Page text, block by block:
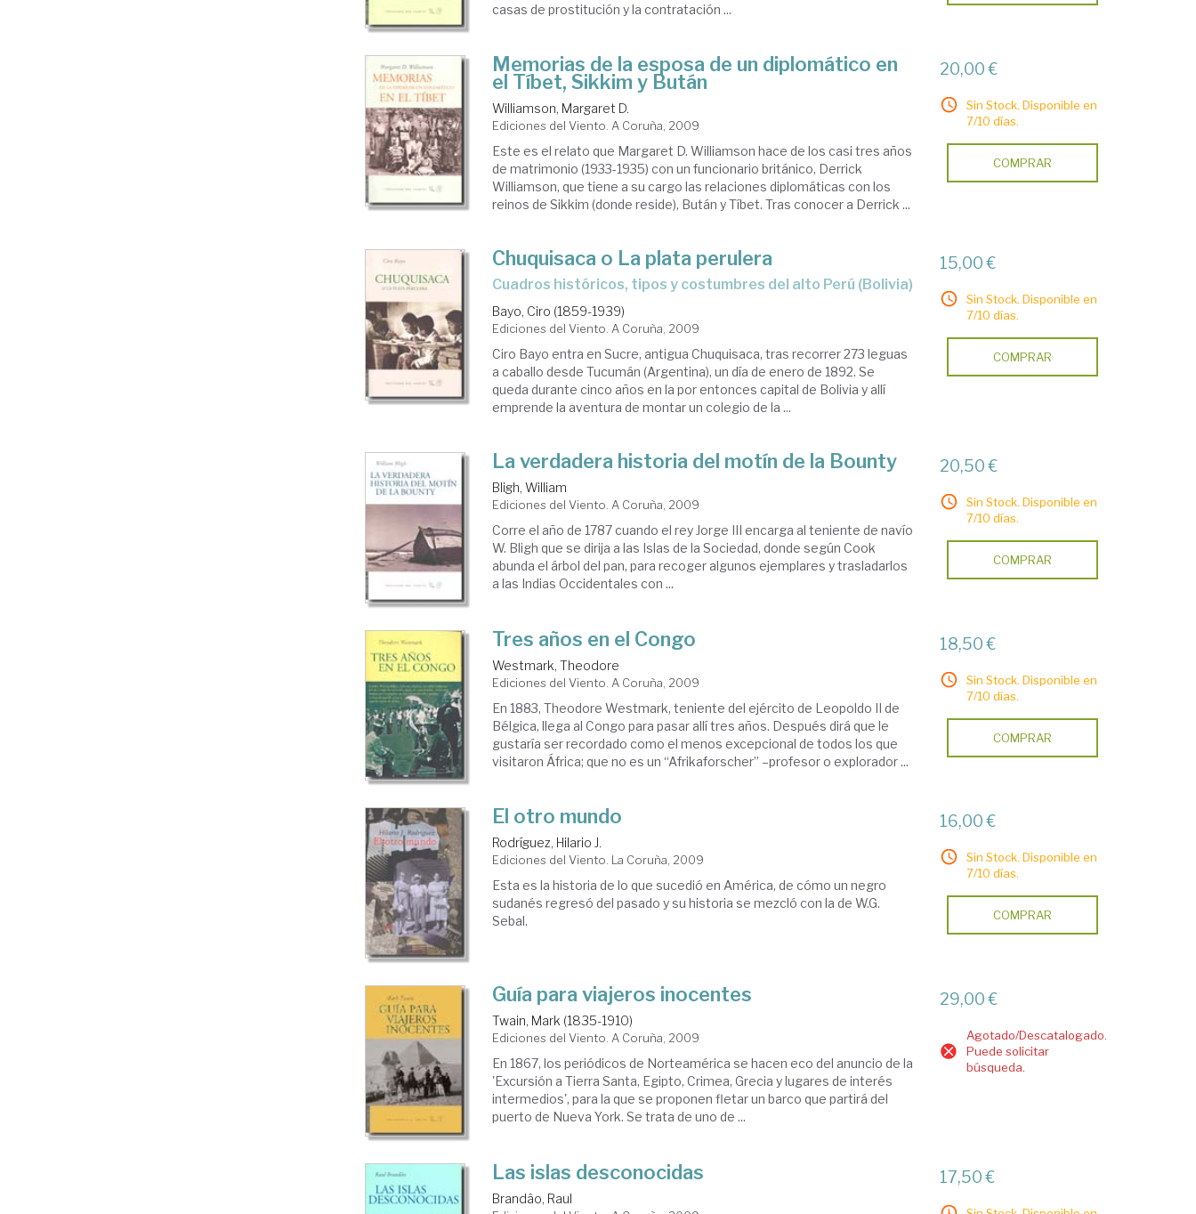
casas de prostitución y la contratación ...
Memorias de la esposa de un diplomático en
el Tíbet, Sikkim y Bután
Williamson, Margaret D.
Ediciones del Viento. A Coruña, 2009
Este es el relato que Margaret D. Williamson hace de los casi tres años
de matrimonio (1933-1935) con un funcionario británico, Derrick
Williamson, que tiene a su cargo las relaciones diplomáticas con los
reinos de Sikkim (donde reside), Bután y Tíbet. Tras conocer a Derrick ...
20,00 €
Sin Stock. Disponible en
7/10 días.
COMPRAR
Chuquisaca o La plata perulera
cuadros históricos, tipos y costumbres del alto Perú (Bolivia)
Bayo, Ciro (1859-1939)
Ediciones del Viento. A Coruña, 2009
Ciro Bayo entra en Sucre, antigua Chuquisaca, tras recorrer 273 leguas
a caballo desde Tucumán (Argentina), un día de enero de 1892. Se
queda durante cinco años en la por entonces capital de Bolivia y allí
emprende la aventura de montar un colegio de la ...
15,00 €
Sin Stock. Disponible en
7/10 días.
COMPRAR
La verdadera historia del motín de la Bounty
Bligh, William
Ediciones del Viento. A Coruña, 2009
Corre el año de 1787 cuando el rey Jorge III encarga al teniente de navío
W. Bligh que se dirija a las Islas de la Sociedad, donde según Cook
abunda el árbol del pan, para recoger algunos ejemplares y trasladarlos
a las Indias Occidentales con ...
20,50 €
Sin Stock. Disponible en
7/10 días.
COMPRAR
Tres años en el Congo
Westmark, Theodore
Ediciones del Viento. A Coruña, 2009
En 1883, Theodore Westmark, teniente del ejército de Leopoldo II de
Bélgica, llega al Congo para pasar allí tres años. Después dirá que le
gustaría ser recordado como el menos excepcional de todos los que
visitaron África; que no es un “Afrikaforscher” –profesor o explorador ...
18,50 €
Sin Stock. Disponible en
7/10 días.
COMPRAR
El otro mundo
Rodríguez, Hilario J.
Ediciones del Viento. La Coruña, 2009
Esta es la historia de lo que sucedió en América, de cómo un negro
sudanés regresó del pasado y su historia se mezcló con la de W.G.
Sebal.
16,00 €
Sin Stock. Disponible en
7/10 días.
COMPRAR
Guía para viajeros inocentes
Twain, Mark (1835-1910)
Ediciones del Viento. A Coruña, 2009
En 1867, los periódicos de Norteamérica se hacen eco del anuncio de la
'Excursión a Tierra Santa, Egipto, Crimea, Grecia y lugares de interés
intermedios', para la que se proponen fletar un barco que partirá del
puerto de Nueva York. Se trata de uno de ...
29,00 €
Agotado/Descatalogado.
Puede solicitar
búsqueda.
Las islas desconocidas
Brandâo, Raul
17,50 €